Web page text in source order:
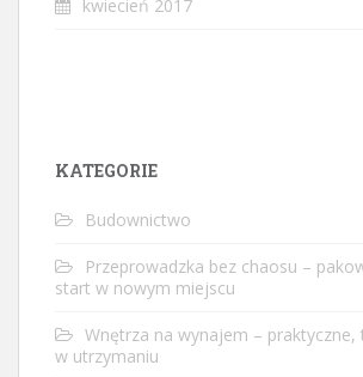
kwiecień 2017
KATEGORIE
Budownictwo
Przeprowadzka bez chaosu –
start w nowym miejscu
Wnętrza na wynajem – praktyczne,
w utrzymaniu